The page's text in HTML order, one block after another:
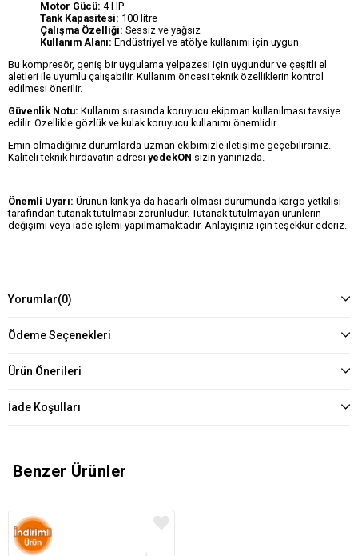
Motor Gücü: 4 HP
Tank Kapasitesi: 100 litre
Çalışma Özelliği: Sessiz ve yağsız
Kullanım Alanı: Endüstriyel ve atölye kullanımı için uygun
Bu kompresör, geniş bir uygulama yelpazesi için uygundur ve çeşitli el
aletleri ile uyumlu çalışabilir. Kullanım öncesi teknik özelliklerin kontrol
edilmesi önerilir.
Güvenlik Notu: Kullanım sırasında koruyucu ekipman kullanılması tavsiye
edilir. Özellikle gözlük ve kulak koruyucu kullanımı önemlidir.
Emin olmadığınız durumlarda uzman ekibimizle iletişime geçebilirsiniz.
Kaliteli teknik hırdavatın adresi yedekON sizin yanınızda.
Önemli Uyarı: Ürünün kırık ya da hasarlı olması durumunda kargo yetkilisi
tarafından tutanak tutulması zorunludur. Tutanak tutulmayan ürünlerin
değişimi veya iade işlemi yapılmamaktadır. Anlayışınız için teşekkür ederiz.
Yorumlar(0)
Ödeme Seçenekleri
Ürün Önerileri
İade Koşulları
Benzer Ürünler